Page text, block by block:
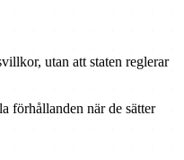
utan att staten reglerar
förhållanden när de sätter